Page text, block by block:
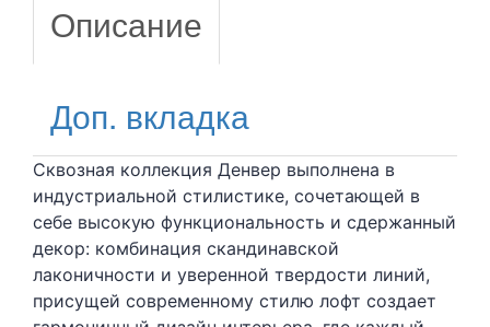
Описание
Доп. вкладка
Сквозная коллекция Денвер выполнена в
индустриальной стилистике, сочетающей в
себе высокую функциональность и сдержанный
декор: комбинация скандинавской
лаконичности и уверенной твердости линий,
присущей современному стилю лофт создает